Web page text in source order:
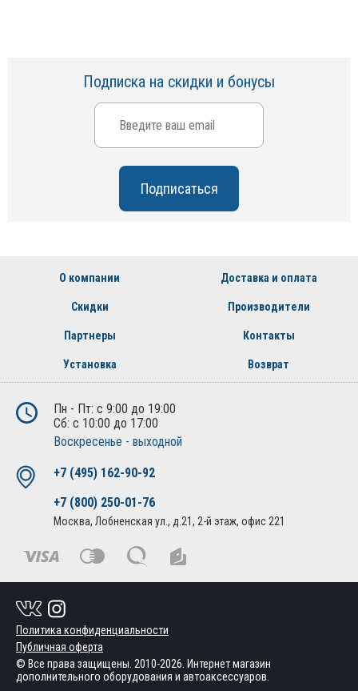
Подписка на скидки и бонусы
О компании Доставка и оплата
Скидки Производители
Партнеры Контакты
Установка Возврат
Пн - Пт: с 9:00 до 19:00
Сб: с 10:00 до 17:00
Воскресенье - выходной
+7 (495) 162-90-92
+7 (800) 250-01-76
Москва, Лобненская ул., д.21, 2-й этаж, офис 221
Политика конфиденциальности
Публичная оферта
© Все права защищены. 2010-2026. Интернет магазин
дополнительного оборудования и автоаксессуаров.